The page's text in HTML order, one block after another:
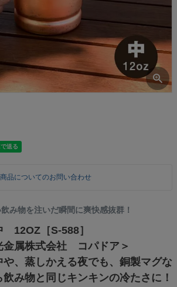
商品についてのお問い合わせ
み物を注いだ瞬間に爽快感抜群！
［S-588］
金属株式会社 コパドア＞
、蒸しかえる夜でも、銅製マグな
み物と同じキンキンの冷たさに！